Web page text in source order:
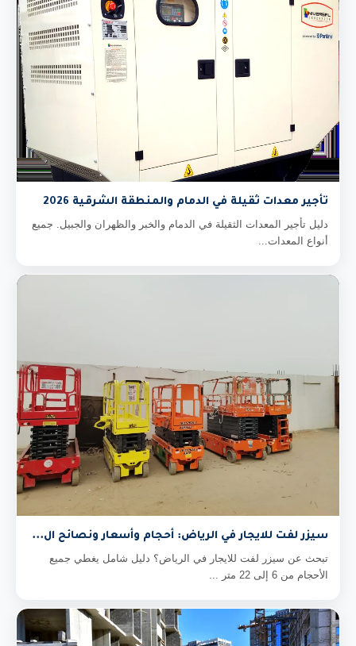
تأجير معدات ثقيلة في الدمام والمنطقة الشرقية 2026
دليل تأجير المعدات الثقيلة في الدمام والخبر والظهران والجبيل. جميع
أنواع المعدات...
سيزر لفت للايجار في الرياض: أحجام وأسعار ونصائح ال...
تبحث عن سيزر لفت للايجار في الرياض؟ دليل شامل يغطي جميع
الأحجام من 6 إلى 22 متر ...